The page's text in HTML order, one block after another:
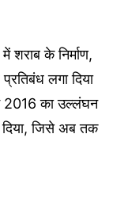
शराब के निर्माण,
लगा दिया
2016 का उल्लंघन
जिसे अब तक